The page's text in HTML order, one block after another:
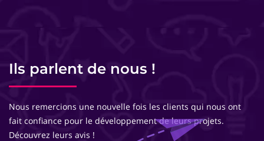
Ils parlent de nous !
Nous remercions une nouvelle fois les clients qui nous ont
fait confiance pour le développement de leurs projets.
Découvrez leurs avis !